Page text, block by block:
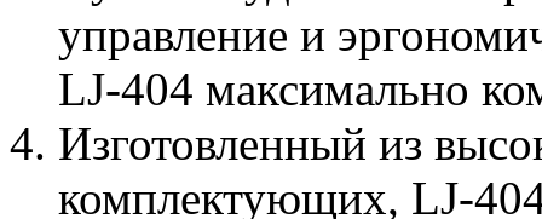
управление и
LJ-404 максимально
Изготовленный из
комплектующих, LJ-